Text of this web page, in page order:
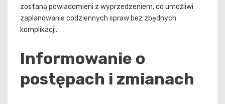
zostaną powiadomieni z wyprzedzeniem, co umożliwi
zaplanowanie codziennych spraw bez zbędnych
komplikacji.
Informowanie o
postępach i zmianach